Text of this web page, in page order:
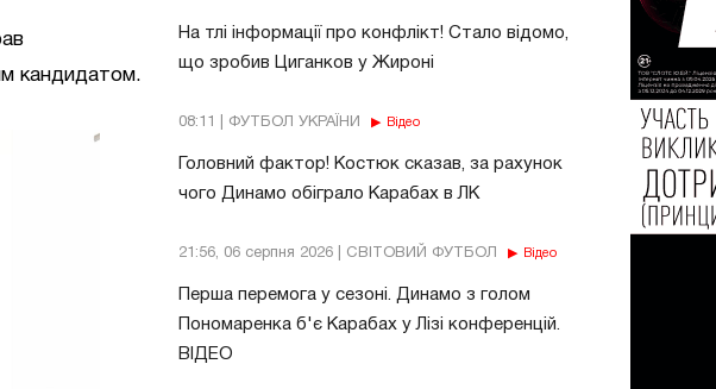
На тлі інформації про конфлікт! Стало відомо,
що зробив Циганков у Жироні
08:11 | ФУТБОЛ УКРАЇНИ Відео
Головний фактор! Костюк сказав, за рахунок
чого Динамо обіграло Карабах в ЛК
21:56, 06 серпня 2026 | СВІТОВИЙ ФУТБОЛ Відео
Перша перемога у сезоні. Динамо з голом
Пономаренка б'є Карабах у Лізі конференцій.
ВІДЕО
кандидатом.